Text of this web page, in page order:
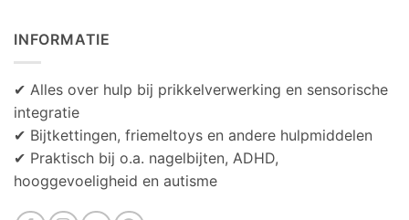
INFORMATIE
✔ Alles over hulp bij prikkelverwerking en sensorische
integratie
✔ Bijtkettingen, friemeltoys en andere hulpmiddelen
✔ Praktisch bij o.a. nagelbijten, ADHD,
hooggevoeligheid en autisme